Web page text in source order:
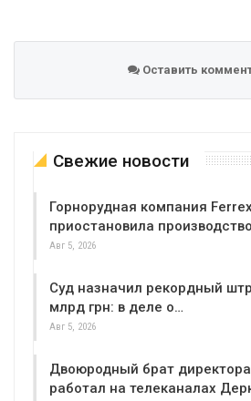
Оставить
Свежие новости
Горнорудная компания
приостановила
Авг 5, 2026
Суд назначил рекордный
млрд грн: в деле о…
Авг 5, 2026
Двоюродный брат
работал на телеканалах